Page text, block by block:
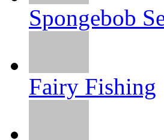
Spongebob
Fairy Fishing